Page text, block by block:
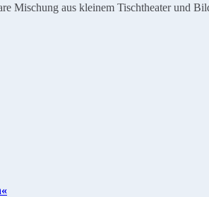
Mischung aus kleinem Tischtheater und